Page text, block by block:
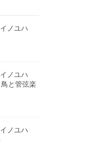
ノユハ
ノユハ
と管弦楽
ノユハ